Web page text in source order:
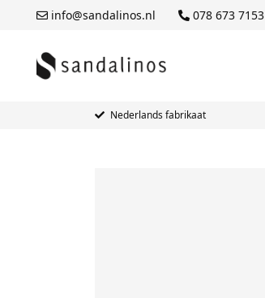
info@sandalinos.nl 078 673 7153
Nederlands fabrikaat